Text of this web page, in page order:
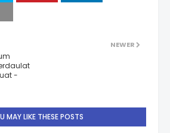
NEWER
-
MAY LIKE THESE POSTS